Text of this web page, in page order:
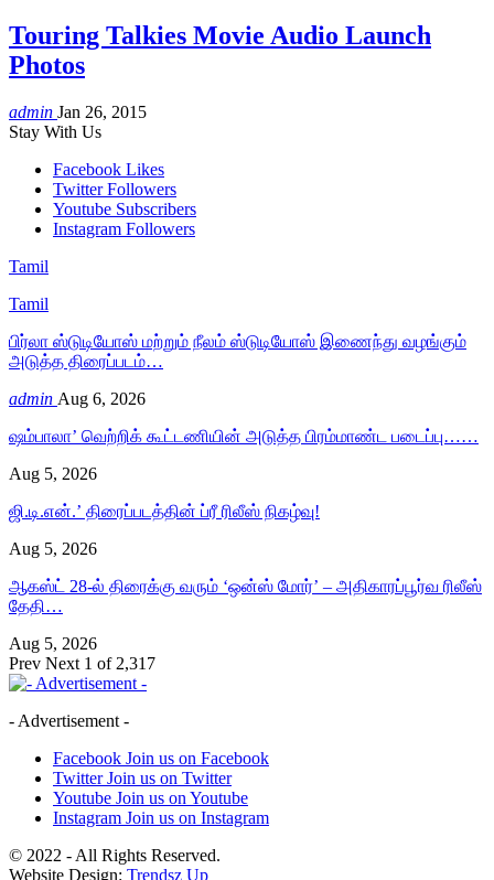
Touring Talkies Movie Audio Launch
Photos
admin Jan 26, 2015
Stay With Us
Facebook Likes
Twitter Followers
Youtube Subscribers
Instagram Followers
Tamil
Tamil
பிர்லா ஸ்டுடியோஸ் மற்றும் நீலம் ஸ்டுடியோஸ் இணைந்து வழங்கும்
அடுத்த திரைப்படம்…
admin Aug 6, 2026
ஷம்பாலா’ வெற்றிக் கூட்டணியின் அடுத்த பிரம்மாண்ட படைப்பு……
Aug 5, 2026
ஜி.டி.என்.’ திரைப்படத்தின் ப்ரீ ரிலீஸ் நிகழ்வு!
Aug 5, 2026
ஆகஸ்ட் 28-ல் திரைக்கு வரும் ‘ஒன்ஸ் மோர்’ – அதிகாரப்பூர்வ ரிலீஸ்
தேதி…
Aug 5, 2026
Prev Next 1 of 2,317
- Advertisement -
Facebook Join us on Facebook
Twitter Join us on Twitter
Youtube Join us on Youtube
Instagram Join us on Instagram
© 2022 - All Rights Reserved.
Website Design: Trendsz Up